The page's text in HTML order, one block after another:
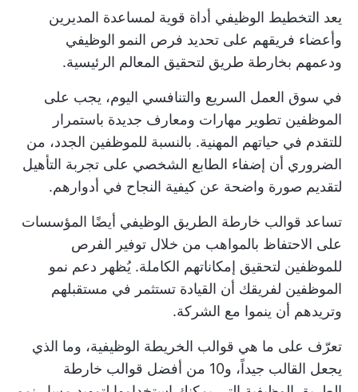
يعد التخطيط الوظيفي أداة قوية لمساعدة المديرين
وأعضاء فريقهم على تحديد فرص النمو الوظيفي
ودعمهم بخارطة طريق لتحقيق المعالم الرئيسية.
في سوق العمل السريع والتنافسي اليوم، يجب على
الموظفين تطوير مهارات ومعارف جديدة باستمرار
للتقدم في حياتهم المهنية. بالنسبة للموظفين الجدد، من
الضروري أن إضفاء الطابع الشخصي على تجربة التأهيل
لتقديم صورة واضحة عن كيفية النجاح في أدوارهم.
تساعد قوالب خارطة الطريق الوظيفي أيضًا المؤسسات
على الاحتفاظ بالمواهب من خلال توفير الفرص
للموظفين لتحقيق إمكاناتهم الكاملة. يُظهر دعم نمو
الموظفين لفريقك أن القيادة تستثمر في مستقبلهم
وتريدهم أن ينموا مع الشركة.
تعرّف على ما هي قوالب الخريطة الوظيفية، وما الذي
يجعل القالب جيداً، و10 من أفضل قوالب خارطة